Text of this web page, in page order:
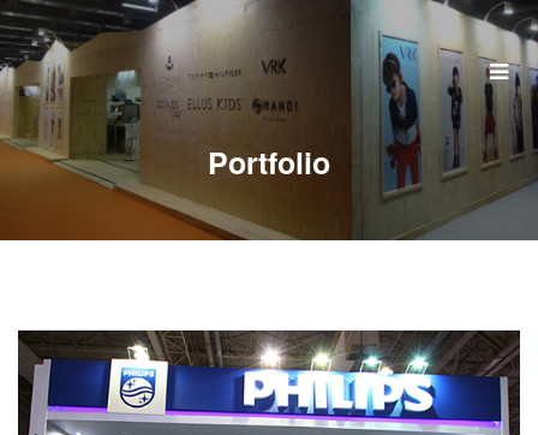
Portfolio
Home
Serviços
Portfolio
Perguntas Frequentes
Contato